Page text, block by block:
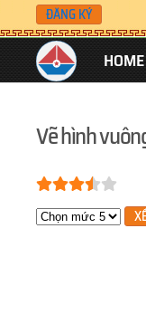
Skip to main content
ĐĂNG KÝ
HOME
Vẽ hình
Bạn đánh giá:
Xin hãy xếp